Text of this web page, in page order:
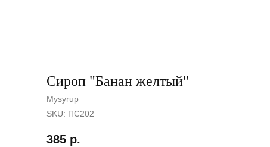
Сироп "Банан желтый"
Mysyrup
SKU: ПС202
385 р.